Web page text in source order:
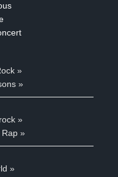
»
»
»
»
»